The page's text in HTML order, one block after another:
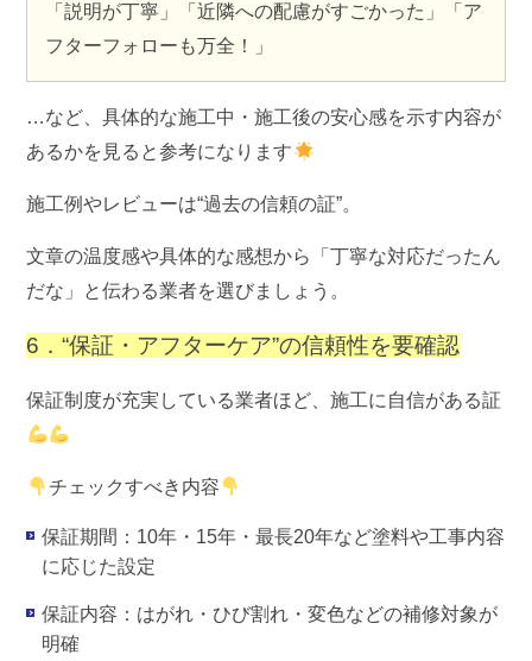
「説明が丁寧」「近隣への配慮がすごかった」「ア
フターフォローも万全！」
…など、具体的な施工中・施工後の安心感を示す内容が
あるかを見ると参考になります
施工例やレビューは“過去の信頼の証”。
文章の温度感や具体的な感想から「丁寧な対応だったん
だな」と伝わる業者を選びましょう。
6．“保証・アフターケア”の信頼性を要確認
保証制度が充実している業者ほど、施工に自信がある証
チェックすべき内容
保証期間 ：10年・15年・最長20年など塗料や工事内容
に応じた設定
保証内容 ：はがれ・ひび割れ・変色などの補修対象が
明確